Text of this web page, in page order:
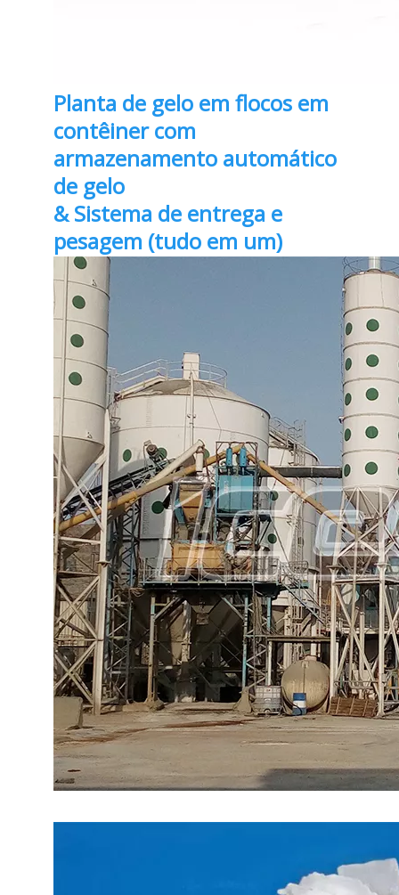
Planta de gelo em flocos em
contêiner com
armazenamento automático
de gelo
& Sistema de entrega e
pesagem (tudo em um)